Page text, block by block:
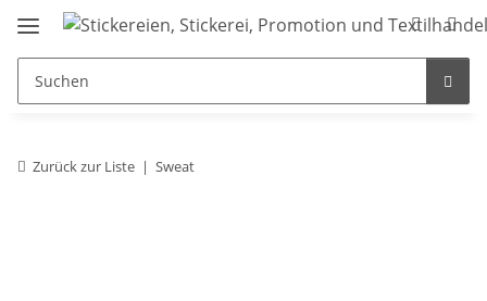
Zurück zur Liste Sweat